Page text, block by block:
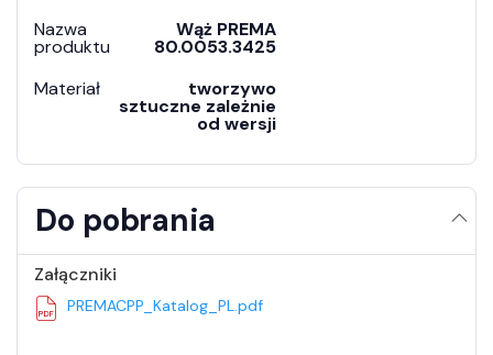
Nazwa
produktu
Wąż PREMA
80.0053.3425
Materiał
tworzywo
sztuczne zależnie
od wersji
Do pobrania
Załączniki
PREMACPP_Katalog_PL.pdf